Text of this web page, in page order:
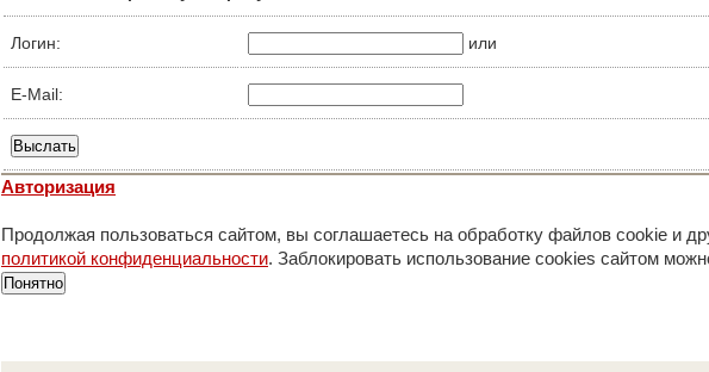
Логин: или
E-Mail:
Авторизация
Продолжая пользоваться сайтом, вы соглашаетесь на обработку файлов cookie и
политикой конфиденциальности. Заблокировать использование cookies сайтом
Понятно